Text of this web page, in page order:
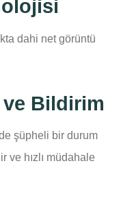
dahi net görüntü
ve Bildirim
şüpheli bir durum
ve hızlı müdahale